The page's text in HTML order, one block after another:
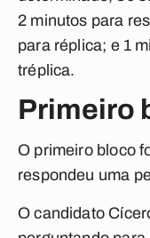
2 minutos para
para réplica; e 1
tréplica.
Primeiro
O primeiro bloco
respondeu uma
O candidato